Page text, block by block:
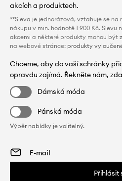
akcích a produktech.
**Sleva je jednorázová, vztahuje se
nákupu v min. hodnotě 1 900 Kč. Slevu
akcemi a některé produkty mohou být
na webové stránce: produkty
Chceme, aby do vaší schránky
opravdu zajímá. Řekněte nám,
Dámská móda
Pánská móda
Výběr nabídky je volitelný.
Přihlásit